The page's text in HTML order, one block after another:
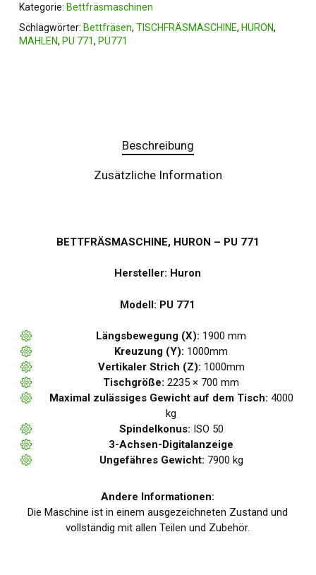
Kategorie: Bettfräsmaschinen
Schlagwörter: Bettfräsen, TISCHFRÄSMASCHINE, HURON,
MAHLEN, PU 771, PU771
Beschreibung
Zusätzliche Information
BETTFRÄSMASCHINE, HURON – PU 771
Hersteller: Huron
Modell: PU 771
Längsbewegung (X): 1900 mm
Kreuzung (Y): 1000mm
Vertikaler Strich (Z): 1000mm
Tischgröße: 2235 × 700 mm
Maximal zulässiges Gewicht auf dem Tisch: 4000
kg
Spindelkonus: ISO 50
3-Achsen-Digitalanzeige
Ungefähres Gewicht: 7900 kg
Andere Informationen:
Die Maschine ist in einem ausgezeichneten Zustand und
vollständig mit allen Teilen und Zubehör.